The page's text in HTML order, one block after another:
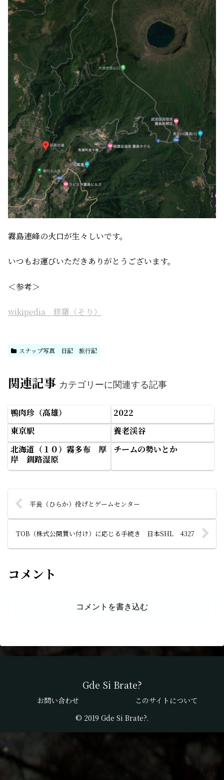
霧島連峰の火口が生々しいです。
いつもお運びいただきありがとうございます。
＜参考＞
wikipedia 修羅（そり）
スナップ写真 日記 旅行記
関連記事 カテゴリーに関連する記事
鴨肉珍（高雄）
2022
東京駅
養老渓谷
北海道（１０）霧多布 厚
岸 釧路湿原
チームの勢いとか
平瓮（ひらか）投げとゲームセンター
TOB（株式公開買い付け）に応じる手続き 日本SHL 4327
コメント
コメントを書き込む
Gde Si Brate?
お問い合わせ
このサイトについて
© 2019 Gde Si Brate?.